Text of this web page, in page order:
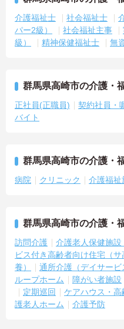
介護福祉士 社会福祉士
パー2級）
社会福祉主事
級）
精神保健福祉士 無
群馬県高崎市の介護・
正社員(正職員) 契約社員・
バイト
群馬県高崎市の介護・
病院 クリニック 介護福祉
群馬県高崎市の介護・
訪問介護 介護老人保健施設
ビス付き高齢者向け住宅（サ
養）
通所介護（デイサービ
ループホーム
障がい者施設
定期巡回
ケアハウス・高
護老人ホーム
介護予防